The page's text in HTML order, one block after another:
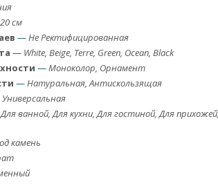
см
—Не Ректифицированная
— White, Beige, Terre, Green, Ocean, Black
—Моноколор, Орнамент
—Натуральная, Антискользящая
Универсальная
Для ванной, Для кухни, Для гостиной, Для
камень